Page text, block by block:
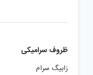
ظروف سرامیکی
زابیگ سرام